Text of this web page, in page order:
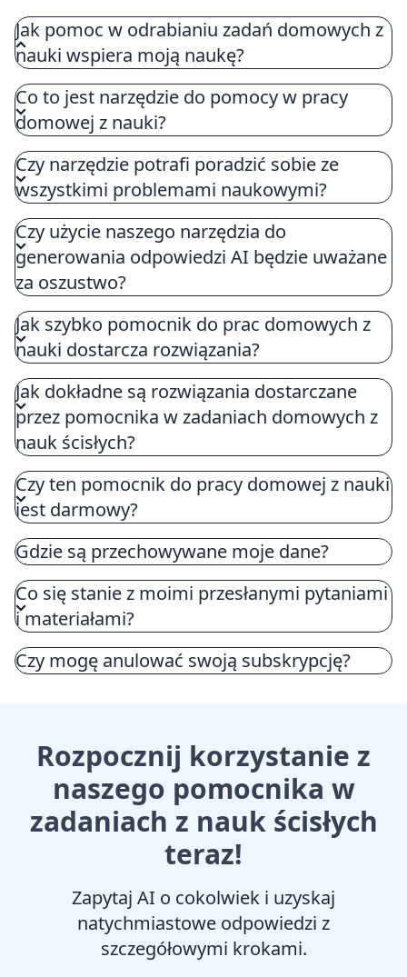
Jak pomoc w odrabianiu zadań domowych z
nauki wspiera moją naukę?
Pomocnik do prac domowych z zakresu nauki
wzbogaca Twoje doświadczenie edukacyjne,
oferując szczegółowe, krok po kroku rozwiązania,
Oferuje obszerną pomoc w pracach domowych z
nauk ścisłych poprzez dodatkowe zasoby
ćwiczeniowe, zapewniając wszechstronną wiedzę i
efektywną pomoc akademicką.
Co to jest narzędzie do pomocy w pracy
domowej z nauki?
Czy narzędzie potrafi poradzić sobie ze
wszystkimi problemami naukowymi?
Czy użycie naszego narzędzia do
generowania odpowiedzi AI będzie uważane
za oszustwo?
Jak szybko pomocnik do prac domowych z
nauki dostarcza rozwiązania?
Jak dokładne są rozwiązania dostarczane
przez pomocnika w zadaniach domowych z
nauk ścisłych?
Czy ten pomocnik do pracy domowej z nauki
jest darmowy?
Gdzie są przechowywane moje dane?
Co się stanie z moimi przesłanymi pytaniami
i materiałami?
Czy mogę anulować swoją subskrypcję?
Rozpocznij korzystanie z
naszego pomocnika w
zadaniach z nauk ścisłych
teraz!
Zapytaj AI o cokolwiek i uzyskaj
natychmiastowe odpowiedzi z
szczegółowymi krokami.